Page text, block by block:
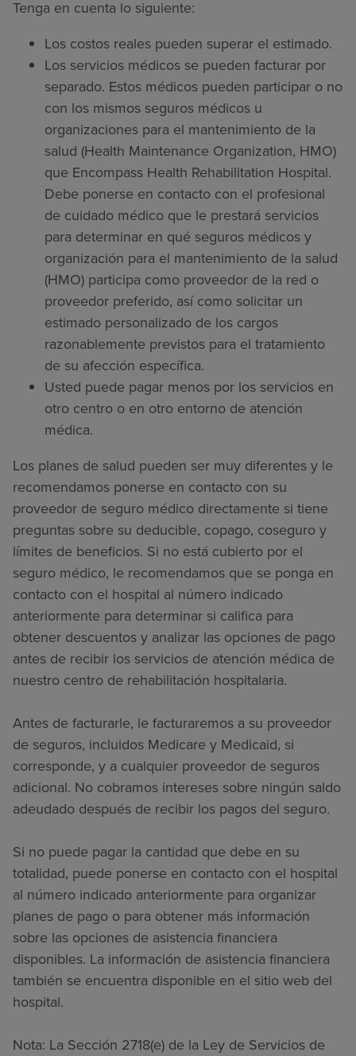
Tenga en cuenta lo siguiente:
Los costos reales pueden superar el estimado.
Los servicios médicos se pueden facturar por
separado. Estos médicos pueden participar o no
con los mismos seguros médicos u
organizaciones para el mantenimiento de la
salud (Health Maintenance Organization, HMO)
que Encompass Health Rehabilitation Hospital.
Debe ponerse en contacto con el profesional
de cuidado médico que le prestará servicios
para determinar en qué seguros médicos y
organización para el mantenimiento de la salud
(HMO) participa como proveedor de la red o
proveedor preferido, así como solicitar un
estimado personalizado de los cargos
razonablemente previstos para el tratamiento
de su afección específica.
Usted puede pagar menos por los servicios en
otro centro o en otro entorno de atención
médica.
Los planes de salud pueden ser muy diferentes y le
recomendamos ponerse en contacto con su
proveedor de seguro médico directamente si tiene
preguntas sobre su deducible, copago, coseguro y
límites de beneficios. Si no está cubierto por el
seguro médico, le recomendamos que se ponga en
contacto con el hospital al número indicado
anteriormente para determinar si califica para
obtener descuentos y analizar las opciones de pago
antes de recibir los servicios de atención médica de
nuestro centro de rehabilitación hospitalaria.
Antes de facturarle, le facturaremos a su proveedor
de seguros, incluidos Medicare y Medicaid, si
corresponde, y a cualquier proveedor de seguros
adicional. No cobramos intereses sobre ningún saldo
adeudado después de recibir los pagos del seguro.
Si no puede pagar la cantidad que debe en su
totalidad, puede ponerse en contacto con el hospital
al número indicado anteriormente para organizar
planes de pago o para obtener más información
sobre las opciones de asistencia financiera
disponibles. La información de asistencia financiera
también se encuentra disponible en el sitio web del
hospital.
Nota: La Sección 2718(e) de la Ley de Servicios de